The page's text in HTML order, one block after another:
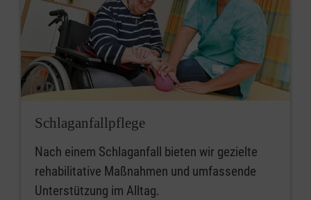
Schlaganfallpflege
Nach einem Schlaganfall bieten wir gezielte
rehabilitative Maßnahmen und umfassende
Unterstützung im Alltag.